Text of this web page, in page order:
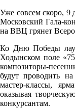
Уже совсем скоро, 9
Московский Гала-
на ВВЦ грянет
Ко Дню Победы
Ходынском поле
композиторы-
будут проводить
мастер-классы,
оказывая
конкурсантам.